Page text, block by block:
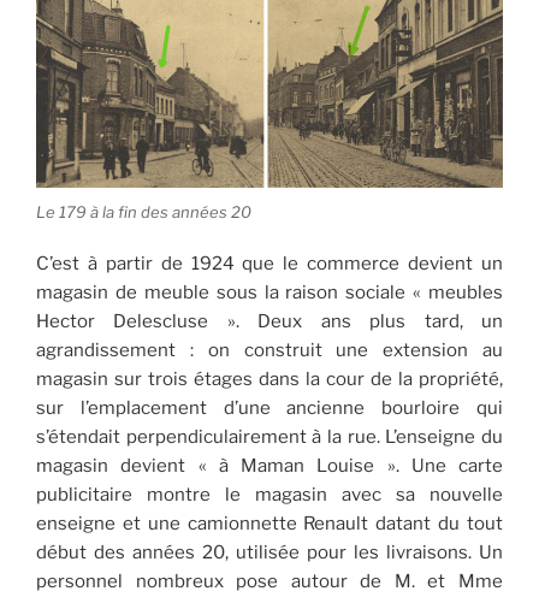
Le 179 à la fin des années 20
C’est à partir de 1924 que le commerce devient un
magasin de meuble sous la raison sociale « meubles
Hector Delescluse ». Deux ans plus tard, un
agrandissement : on construit une extension au
magasin sur trois étages dans la cour de la propriété,
sur l’emplacement d’une ancienne bourloire qui
s’étendait perpendiculairement à la rue. L’enseigne du
magasin devient « à Maman Louise ». Une carte
publicitaire montre le magasin avec sa nouvelle
enseigne et une camionnette Renault datant du tout
début des années 20, utilisée pour les livraisons. Un
personnel nombreux pose autour de M. et Mme